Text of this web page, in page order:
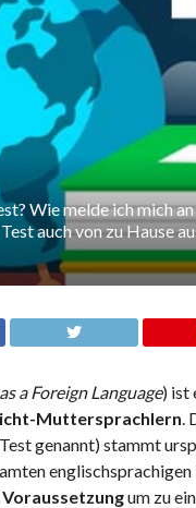
Wie melde ich mich
auch von zu Hause
a Foreign Language) ist
Muttersprachlern.
genannt) stammt
um zu